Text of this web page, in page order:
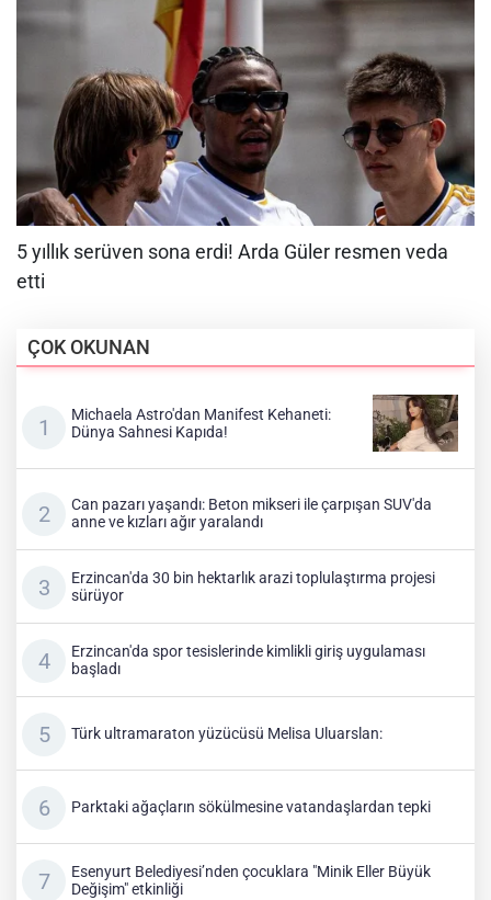
ÇOK OKUNAN
Michaela Astro'dan Manifest Kehaneti:
Dünya Sahnesi Kapıda!
Can pazarı yaşandı: Beton mikseri ile çarpışan SUV'da
anne ve kızları ağır yaralandı
Erzincan'da 30 bin hektarlık arazi toplulaştırma projesi
sürüyor
Erzincan'da spor tesislerinde kimlikli giriş uygulaması
başladı
Türk ultramaraton yüzücüsü Melisa Uluarslan:
Parktaki ağaçların sökülmesine vatandaşlardan tepki
Esenyurt Belediyesi’nden çocuklara "Minik Eller Büyük
Değişim" etkinliği